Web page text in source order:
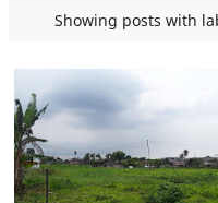
Showing posts with